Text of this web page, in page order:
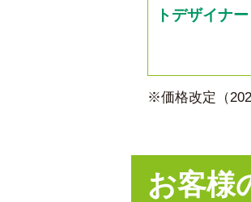
トデザイナー
※価格改定（
お客様